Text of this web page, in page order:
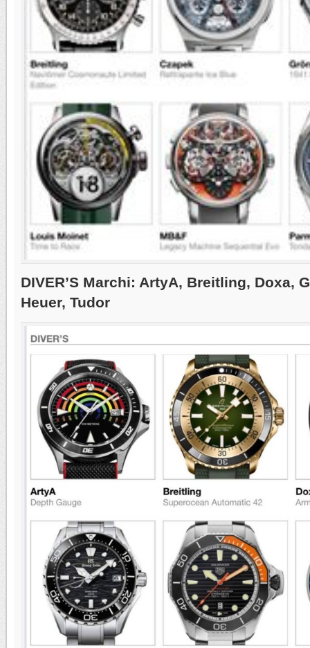
DIVER’S Marchi: ArtyA, Breitling, Doxa,
Heuer, Tudor